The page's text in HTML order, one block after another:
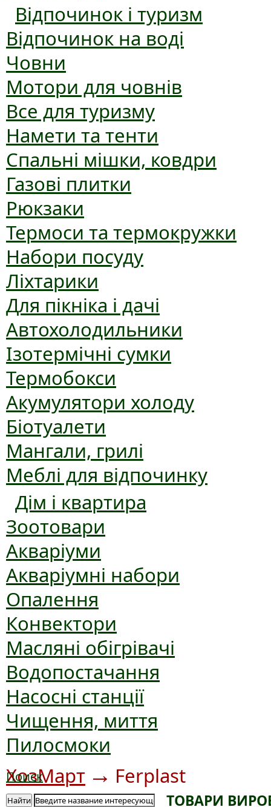
Відпочинок і туризм
Відпочинок на воді
Човни
Мотори для човнів
Все для туризму
Намети та тенти
Спальні мішки, ковдри
Газові плитки
Рюкзаки
Термоси та термокружки
Набори посуду
Ліхтарики
Для пікніка і дачі
Автохолодильники
Ізотермічні сумки
Термобокси
Акумулятори холоду
Біотуалети
Мангали, грилі
Меблі для відпочинку
Дім і квартира
Зоотовари
Акваріуми
Акваріумні набори
Опалення
Конвектори
Масляні обігрівачі
Водопостачання
Насосні станції
Чищення, миття
Пилосмоки
Поиск
Найти
ХозМарт → Ferplast
ТОВАРИ